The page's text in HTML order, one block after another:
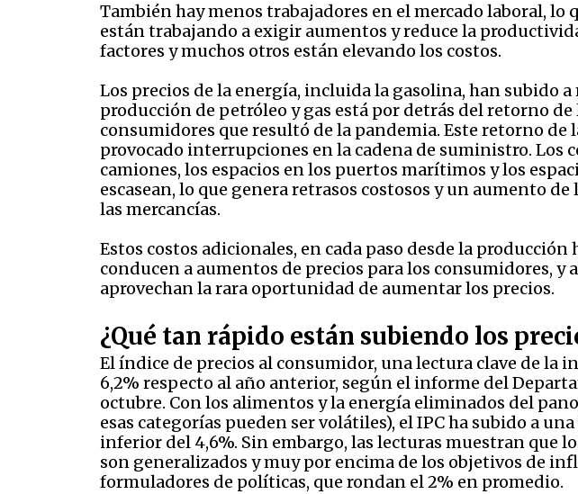
También hay menos trabajadores en el mercado laboral, lo
están trabajando a exigir aumentos y reduce la
factores y muchos otros están elevando los costos.
Los precios de la energía, incluida la gasolina, han subido a
producción de petróleo y gas está por detrás del retorno de
consumidores que resultó de la pandemia. Este retorno de
provocado interrupciones en la cadena de suministro. Los
camiones, los espacios en los puertos marítimos y los
escasean, lo que genera retrasos costosos y un aumento
las mercancías.
Estos costos adicionales, en cada paso desde la producción
conducen a aumentos de precios para los consumidores, y
aprovechan la rara oportunidad de aumentar los precios.
¿Qué tan rápido están subiendo los
El índice de precios al consumidor, una lectura clave de la
6,2% respecto al año anterior, según el informe del
octubre. Con los alimentos y la energía eliminados del
esas categorías pueden ser volátiles), el IPC ha subido a
inferior del 4,6%. Sin embargo, las lecturas muestran que
son generalizados y muy por encima de los objetivos de
formuladores de políticas, que rondan el 2% en promedio.